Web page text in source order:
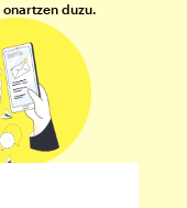
onartzen duzu.